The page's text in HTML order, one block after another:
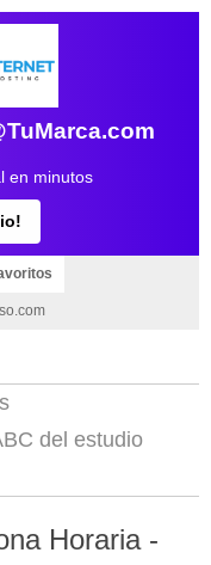
en minutos
del estudio
Horaria -